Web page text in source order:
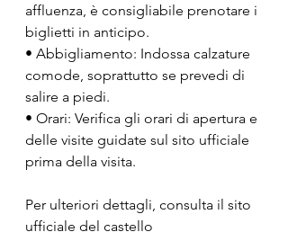
affluenza, è consigliabile prenotare i
biglietti in anticipo.
• Abbigliamento: Indossa calzature
comode, soprattutto se prevedi di
salire a piedi.
• Orari: Verifica gli orari di apertura e
delle visite guidate sul sito ufficiale
prima della visita.
Per ulteriori dettagli, consulta il sito
ufficiale del castello